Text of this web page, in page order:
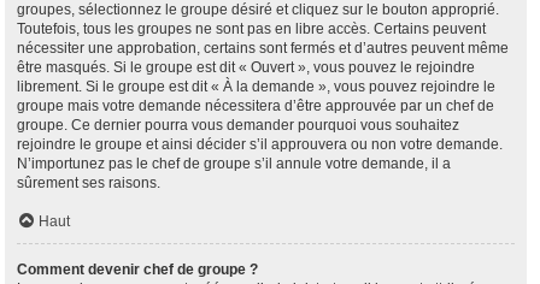
groupes, sélectionnez le groupe désiré et cliquez sur le bouton approprié.
Toutefois, tous les groupes ne sont pas en libre accès. Certains peuvent
nécessiter une approbation, certains sont fermés et d’autres peuvent même
être masqués. Si le groupe est dit « Ouvert », vous pouvez le rejoindre
librement. Si le groupe est dit « À la demande », vous pouvez rejoindre le
groupe mais votre demande nécessitera d’être approuvée par un chef de
groupe. Ce dernier pourra vous demander pourquoi vous souhaitez
rejoindre le groupe et ainsi décider s’il approuvera ou non votre demande.
N’importunez pas le chef de groupe s’il annule votre demande, il a
sûrement ses raisons.
Haut
Comment devenir chef de groupe ?